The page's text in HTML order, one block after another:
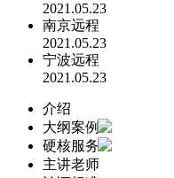
2021.05.23
南京远程
2021.05.23
宁波远程
2021.05.23
介绍
大纲案例
硬核服务
主讲老师